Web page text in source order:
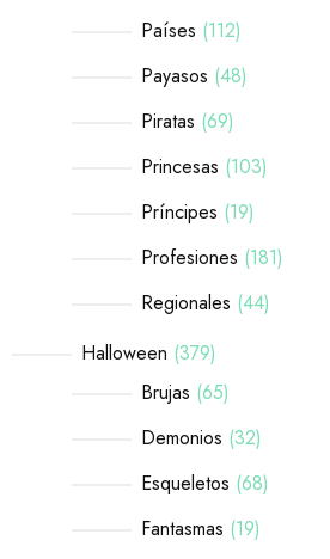
Países 112
Payasos 48
Piratas 69
Princesas 103
Príncipes 19
Profesiones 181
Regionales 44
Halloween 379
Brujas 65
Demonios 32
Esqueletos 68
Fantasmas 19